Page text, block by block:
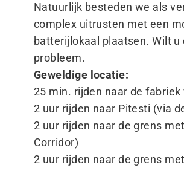
Natuurlijk besteden we als
complex uitrusten met een
batterijlokaal plaatsen. Wilt u
probleem.
Geweldige locatie:
25 min. rijden naar de fabriek
2 uur rijden naar Pitesti (via
2 uur rijden naar de grens
Corridor)
2 uur rijden naar de grens